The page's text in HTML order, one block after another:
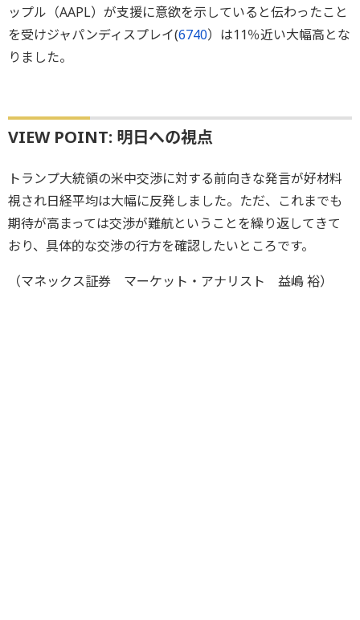
ップル（AAPL）が支援に意欲を示していると伝わったこと
を受けジャパンディスプレイ(6740）は11％近い大幅高とな
りました。
VIEW POINT: 明日への視点
トランプ大統領の米中交渉に対する前向きな発言が好材料
視され日経平均は大幅に反発しました。ただ、これまでも
期待が高まっては交渉が難航ということを繰り返してきて
おり、具体的な交渉の行方を確認したいところです。
（マネックス証券 マーケット・アナリスト 益嶋 裕）